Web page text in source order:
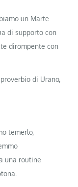
un Marte
di supporto con
dirompente con
di Urano,
temerlo,
una routine